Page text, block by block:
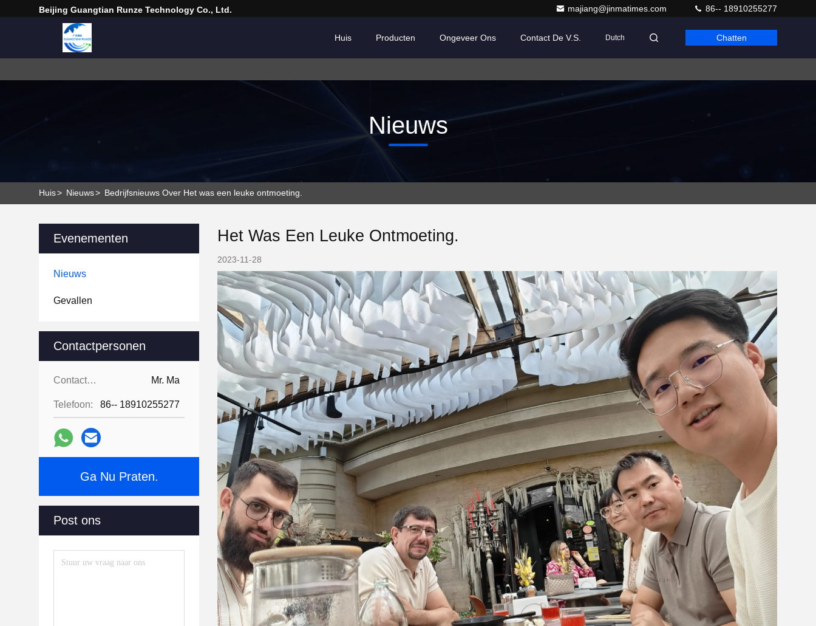
Beijing Guangtian Runze Technology Co., Ltd. majiang@jinmatimes.com 86-- 18910255277
Huis Producten Ongeveer Ons Contact De V.S. Dutch Chatten
Nieuws
Huis> Nieuws> Bedrijfsnieuws Over Het was een leuke ontmoeting.
Evenementen
Nieuws
Gevallen
Contactpersonen
Contactpersonen: Mr. Ma
Telefoon: 86-- 18910255277
Ga Nu Praten.
Post ons
Het Was Een Leuke Ontmoeting.
2023-11-28